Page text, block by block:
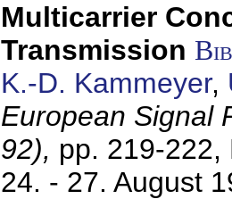
Multicarrier
Transmission
K.-D. Kammeyer,
European Signal
92), pp. 219-222,
24. - 27. August